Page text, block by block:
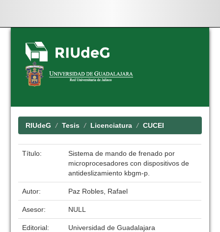
Skip
navigation
RIUdeG Tesis Licenciatura CUCEI
Título:
Sistema de mando de frenado por
microprocesadores con dispositivos de
antideslizamiento kbgm-p.
Autor: Paz Robles, Rafael
Asesor: NULL
Editorial:
Universidad de Guadalajara